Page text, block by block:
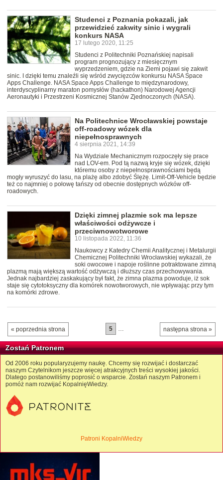
Studenci z Poznania pokazali, jak
przewidzieć zakwity sinic i wygrali
konkurs NASA
17 lutego 2020, 11:25
Studenci z Politechniki Poznańskiej napisali
program prognozujący z miesięcznym
wyprzedzeniem, gdzie na Ziemi pojawi się zakwit
sinic. I dzięki temu znaleźli się wśród zwycięzców konkursu NASA Space
Apps Challenge. NASA Space Apps Challenge to międzynarodowy,
interdyscyplinarny maraton pomysłów (hackathon) Narodowej Agencji
Aeronautyki i Przestrzeni Kosmicznej Stanów Zjednoczonych (NASA).
Na Politechnice Wrocławskiej powstaje
off-roadowy wózek dla
niepełnosprawnych
4 sierpnia 2021, 14:39
Na Wydziale Mechanicznym rozpoczęły się prace
nad LOV-em. Pod tą nazwą kryje się wózek, dzięki
któremu osoby z niepełnosprawnościami będą
mogły wyruszyć do lasu, na plażę albo zdobyć Ślężę. Limit-Off-Vehicle będzie
też co najmniej o połowę tańszy od obecnie dostępnych wózków off-
roadowych.
Dzięki zimnej plazmie sok ma lepsze
właściwości odżywcze i
przeciwnowotworowe
10 listopada 2022, 11:36
Naukowcy z Katedry Chemii Analitycznej i Metalurgii
Chemicznej Politechniki Wrocławskiej wykazali, że
soki owocowe i napoje roślinne potraktowane zimną
plazmą mają większą wartość odżywczą i dłuższy czas przechowywania.
Jednak najbardziej zaskakujący był fakt, że zimna plazma powoduje, iż sok
staje się cytotoksyczny dla komórek nowotworowych, nie wpływając przy tym
na komórki zdrowe.
« poprzednia strona następna strona »
5 …
Zostań Patronem
Od 2006 roku popularyzujemy naukę. Chcemy się rozwijać i dostarczać
naszym Czytelnikom jeszcze więcej atrakcyjnych treści wysokiej jakości.
Dlatego postanowiliśmy poprosić o wsparcie. Zostań naszym Patronem i
pomóż nam rozwijać KopalnięWiedzy.
Patroni KopalniWiedzy